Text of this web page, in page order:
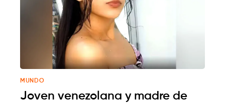
MUNDO
Joven venezolana y madre de